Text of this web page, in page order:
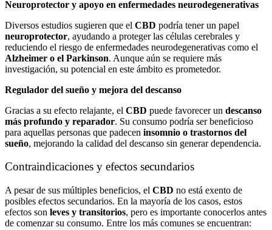
Neuroprotector y apoyo en enfermedades neurodegenerativas
Diversos estudios sugieren que el CBD podría tener un papel
neuroprotector, ayudando a proteger las células cerebrales y
reduciendo el riesgo de enfermedades neurodegenerativas como el
Alzheimer o el Parkinson. Aunque aún se requiere más
investigación, su potencial en este ámbito es prometedor.
Regulador del sueño y mejora del descanso
Gracias a su efecto relajante, el CBD puede favorecer un descanso
más profundo y reparador. Su consumo podría ser beneficioso
para aquellas personas que padecen insomnio o trastornos del
sueño, mejorando la calidad del descanso sin generar dependencia.
Contraindicaciones y efectos secundarios
A pesar de sus múltiples beneficios, el CBD no está exento de
posibles efectos secundarios. En la mayoría de los casos, estos
efectos son leves y transitorios, pero es importante conocerlos antes
de comenzar su consumo. Entre los más comunes se encuentran: